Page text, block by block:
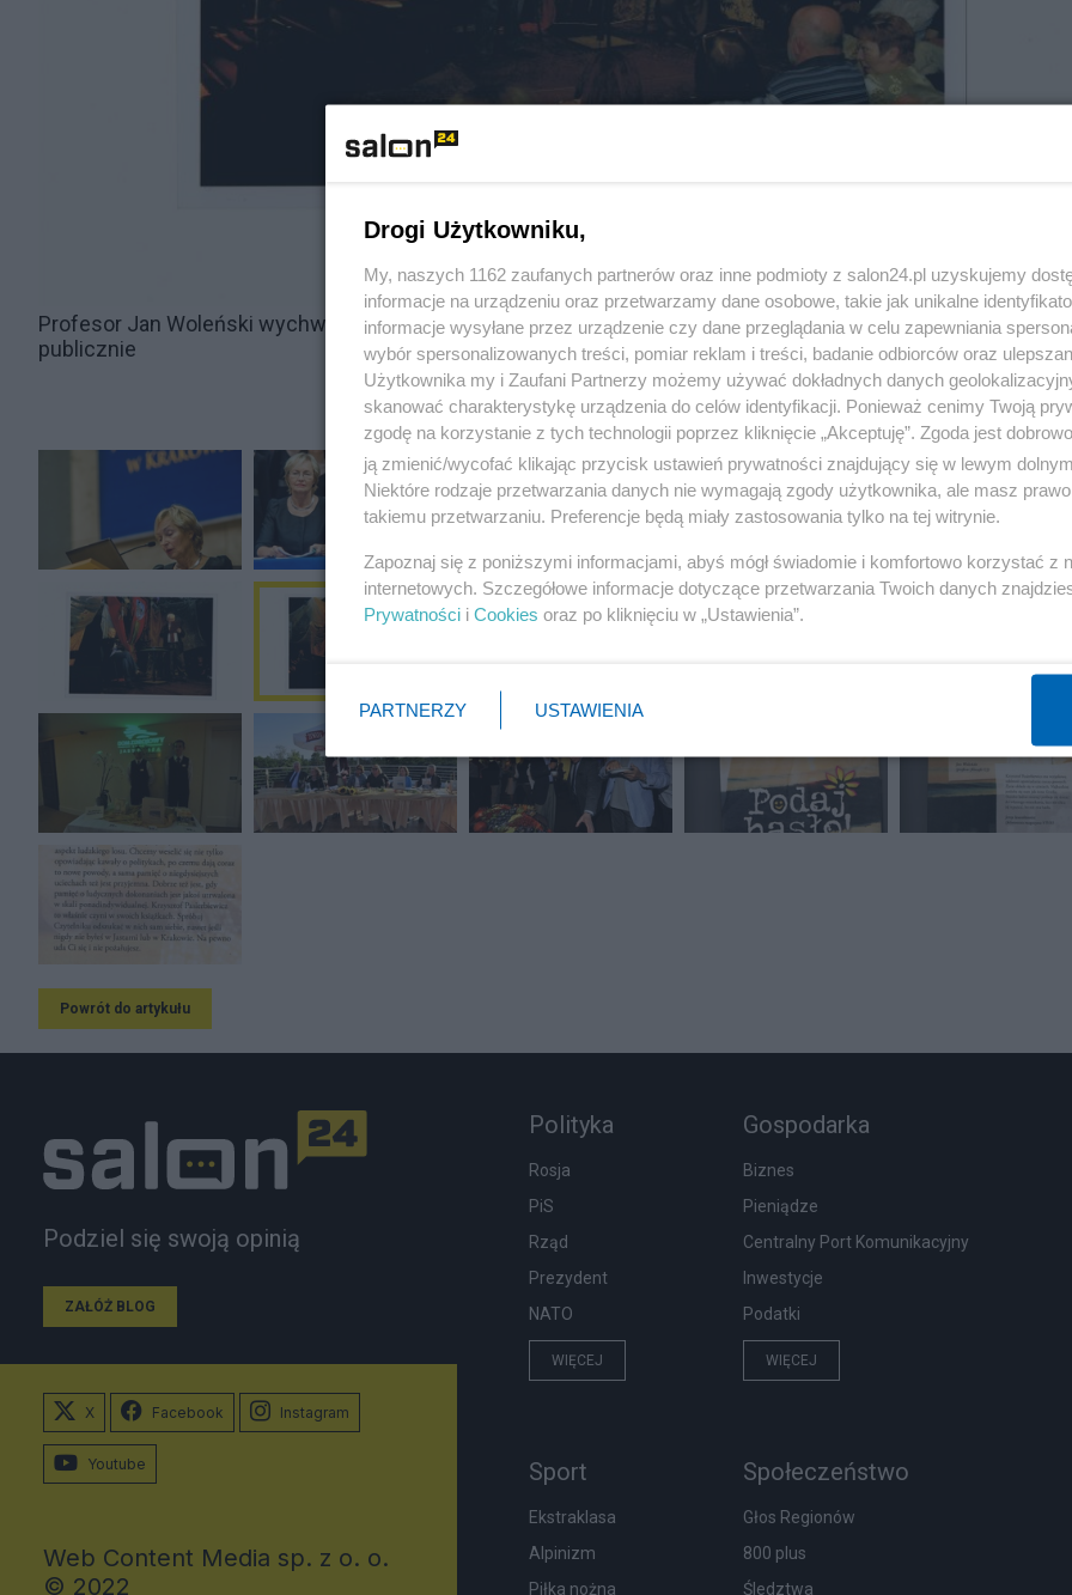
Profesor Jan Woleński wychwalający pod niebiosa moją książkę pt. "Podaj hasło!, którą obecnie opluwa
publicznie
POPRZEDNIE 7 z 16
Powrót do artykułu
Podziel się swoją opinią
ZAŁÓŻ BLOG
Polityka
Rosja
PiS
Rząd
Prezydent
NATO
WIĘCEJ
Gospodarka
Biznes
Pieniądze
Centralny Port Komunikacyjny
Inwestycje
Podatki
WIĘCEJ
Sport
Ekstraklasa
Alpinizm
Piłka nożna
Społeczeństwo
Głos Regionów
800 plus
Śledztwa
X Facebook Instagram
Youtube
Web Content Media sp. z o. o.
© 2022
Drogi Użytkowniku,
My, naszych 1162 zaufanych partnerów oraz inne podmioty z salon24.pl uzyskujemy
informacje na urządzeniu oraz przetwarzamy dane osobowe, takie jak unikalne
informacje wysyłane przez urządzenie czy dane przeglądania w celu zapewniania
wybór spersonalizowanych treści, pomiar reklam i treści, badanie odbiorców oraz
Użytkownika my i Zaufani Partnerzy możemy używać dokładnych danych
skanować charakterystykę urządzenia do celów identyfikacji. Ponieważ cenimy Twoją
zgodę na korzystanie z tych technologii poprzez kliknięcie „Akceptuję”. Zgoda jest
ją zmienić/wycofać klikając przycisk ustawień prywatności znajdujący się w lewym
Niektóre rodzaje przetwarzania danych nie wymagają zgody użytkownika, ale masz
takiemu przetwarzaniu. Preferencje będą miały zastosowania tylko na tej witrynie.
Zapoznaj się z poniższymi informacjami, abyś mógł świadomie i komfortowo korzystać z
internetowych. Szczegółowe informacje dotyczące przetwarzania Twoich danych
Prywatności i Cookies oraz po kliknięciu w „Ustawienia”.
PARTNERZY USTAWIENIA